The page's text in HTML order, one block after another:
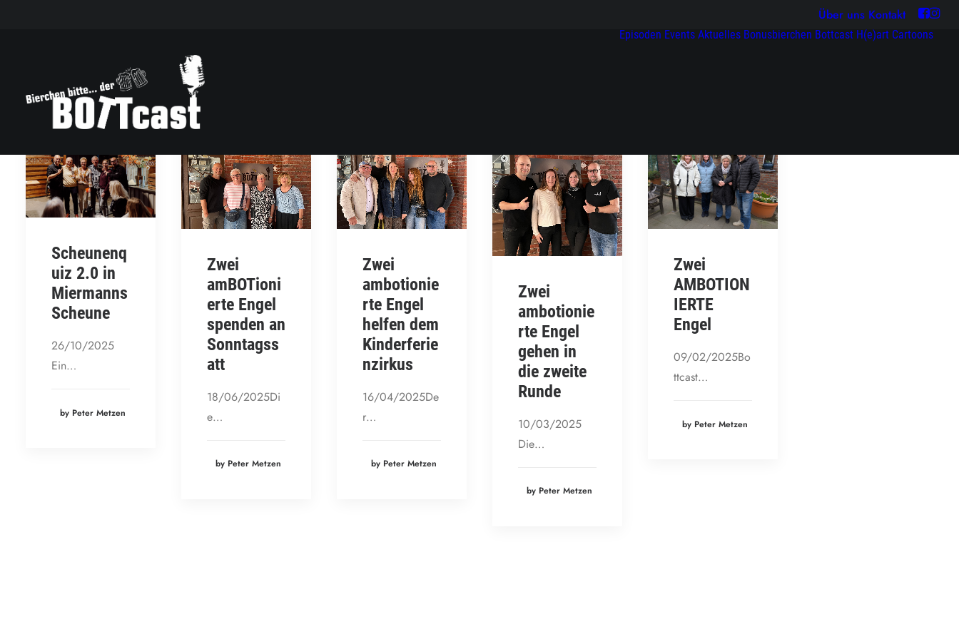
Über uns Kontakt
Episoden Events Aktuelles Bonusbierchen Bottcast H(e)art Cartoons
Scheunenq
uiz 2.0 in
Miermanns
Scheune
26/10/2025
Ein…
by Peter Metzen
Zwei
amBOTioni
erte Engel
spenden an
Sonntagss
att
18/06/2025Di
e…
by Peter Metzen
Zwei
ambotionie
rte Engel
helfen dem
Kinderferie
nzirkus
16/04/2025De
r…
by Peter Metzen
Zwei
ambotionie
rte Engel
gehen in
die zweite
Runde
10/03/2025
Die…
by Peter Metzen
Zwei
AMBOTION
IERTE
Engel
09/02/2025Bo
ttcast…
by Peter Metzen